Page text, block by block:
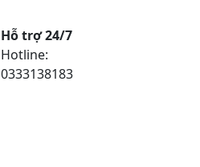
Hỗ trợ 24/7
Hotline:
0333138183